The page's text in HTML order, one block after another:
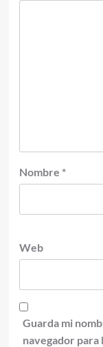
Nombre *
Web
Guarda mi
navegador para